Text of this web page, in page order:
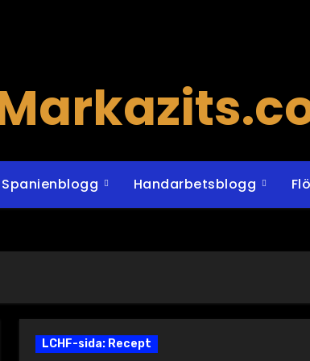
Spanienblogg Handarbetsblogg
LCHF-sida: Recept